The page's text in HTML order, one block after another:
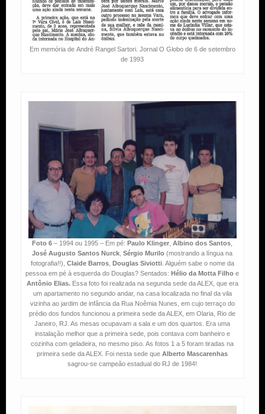
Em memória de André Rangel Sartori. Jornal O Globo de 6 de setembro
de 1993
Foto 6 – 1994 ou 1995 – Em pé:Paulo Klinger ,Albino dos Santos
José Augusto Santos Nurck ,Sérgio Murilo (mostrando a língua na
fotografia!!), Claide Barros, Douglas Siviotti. Alguém sabe o nome da
pessoa em pé à esquerda do Douglas? Sentados:Hélio da Motta Filho e
Antônio Elias. Essa foto foi realizada na segunda sede da ALEX, que era
um apartamento no segundo andar, na casa localizada no final da vila
vizinha ao jardim de infância da Rua Noêmia Nunes, em cujo terraço do
prédio dos fundos funcionou a primeira sede da ALEX, em Olaria, Rio de
Janeiro, RJ. As mesas ocupavam a sala e um dos quartos. Era uma
instalação melhor que a primeira sede, pois contava com banheiro e
cozinha com geladeira, no mesmo piso. As fotos 1 a 5 foram tiradas na
primeira sede da ALEX. Foi nesta sede queAlberto Mascarenhas
sagrou-se campeão estadual do RJ de 1984!